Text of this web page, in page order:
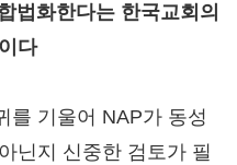
법화한다는 한국교회의
다
를 기울어 NAP가 동성
닌지 신중한 검토가 필